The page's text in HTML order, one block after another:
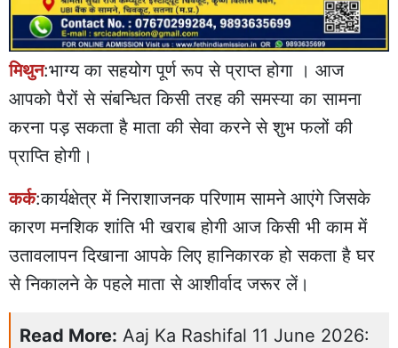
मिथुन:भाग्य का सहयोग पूर्ण रूप से प्राप्त होगा । आज
आपको पैरों से संबन्धित किसी तरह की समस्या का सामना
करना पड़ सकता है माता की सेवा करने से शुभ फलों की
प्राप्ति होगी।
कर्क:कार्यक्षेत्र में निराशाजनक परिणाम सामने आएंगे जिसके
कारण मनशिक शांति भी खराब होगी आज किसी भी काम में
उतावलापन दिखाना आपके लिए हानिकारक हो सकता है घर
से निकालने के पहले माता से आशीर्वाद जरूर लें।
Read More: Aaj Ka Rashifal 11 June 2026: